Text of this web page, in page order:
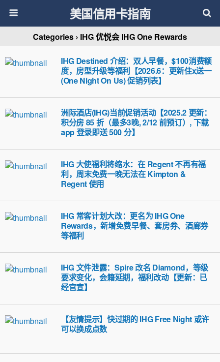
美国信用卡指南
Categories › IHG 优悦会 IHG One Rewards
IHG Destined 介绍：双人早餐，$100消费额
度，房型升级等福利【2026.6：更新住x送一
(One Night On Us) 促销列表】
洲际酒店(IHG)当前促销活动【2025.2 更新：
积分房 85 折（最多3晚, 2/12 前预订）, 下载
app 登录即送 500 分】
IHG 大使福利将缩水：在 Regent 不再有福
利，周末免费一晚无法在 Kimpton &
Regent 使用
IHG 常客计划大改：更名为 IHG One
Rewards，新增免费早餐、套房券、酒廊券
等福利
IHG 文件泄露：Spire 改名 Diamond，等级
要求变化，会籍延期，福利改动【更新：已
经官宣】
【友情提示】快过期的 IHG Free Night 或许
可以换成点数